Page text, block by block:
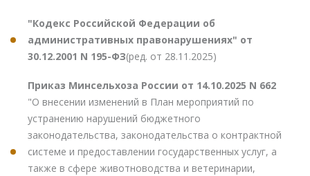
"Кодекс Российской Федерации об
административных правонарушениях" от
30.12.2001 N 195-ФЗ(ред. от 28.11.2025)
Приказ Минсельхоза России от 14.10.2025 N 662
"О внесении изменений в План мероприятий по
устранению нарушений бюджетного
законодательства, законодательства о контрактной
системе и предоставлении государственных услуг, а
также в сфере животноводства и ветеринарии,